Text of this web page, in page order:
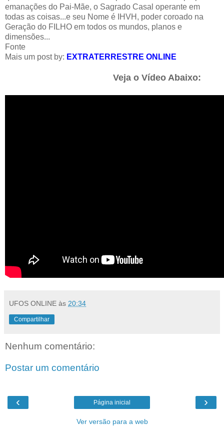
emanações do Pai-Mãe, o Sagrado Casal operante em
todas as coisas...e seu Nome é IHVH, poder coroado na
Geração do FILHO em todos os mundos, planos e
dimensões...
Fonte
Mais um post by: EXTRATERRESTRE ONLINE
Veja o Vídeo Abaixo:
UFOS ONLINE às 20:34
Compartilhar
Nenhum comentário:
Postar um comentário
‹ ›
Página inicial
Ver versão para a web